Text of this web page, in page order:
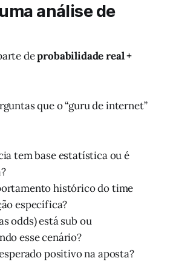
análise de
deprobabilidade real +
que o “guru de internet”
tem base estatística ou é
histórico do time
específica?
odds) está sub ou
esse cenário?
positivo na aposta?